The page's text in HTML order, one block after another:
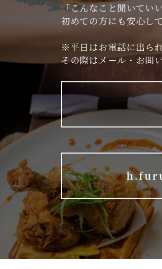
「こんなこと聞いてい
初めての方にも安心し
※平日はお電話に出ら
その際はメール・お問